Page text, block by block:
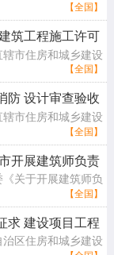
设兵团住房和城乡
【全国】
筑工程施工许可
市住房和城乡建设
为进一步贯彻落实
【全国】
防 设计审查验收
消防验收、备案
市住房和城乡建设
设兵团住房和城乡
【全国】
开展建筑师负责
关于开展建筑师负
）收悉。经研究，
【全国】
求 建设项目工程
的函
区住房和城乡建设